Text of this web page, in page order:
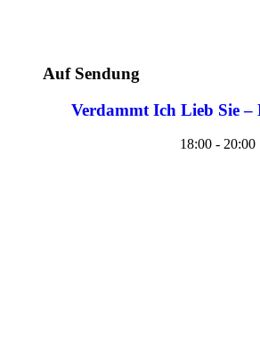
Auf Sendung
Verdammt Ich Lieb Sie –
18:00 - 20:00